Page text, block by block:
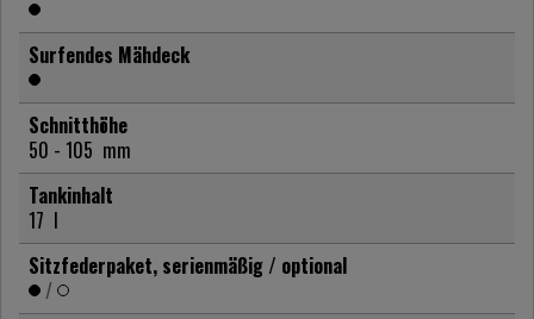
Surfendes Mähdeck
Schnitthöhe
50 - 105 mm
Tankinhalt
17 l
Sitzfederpaket, serienmäßig / optional
/